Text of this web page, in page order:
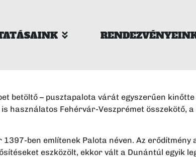
betöltő – pusztapalota várát egyszerűen
használatos Fehérvár-Veszprémet összekötő,
ben említenek Palota néven. Az
eszközölt, ekkor vált a Dunántúl egyik